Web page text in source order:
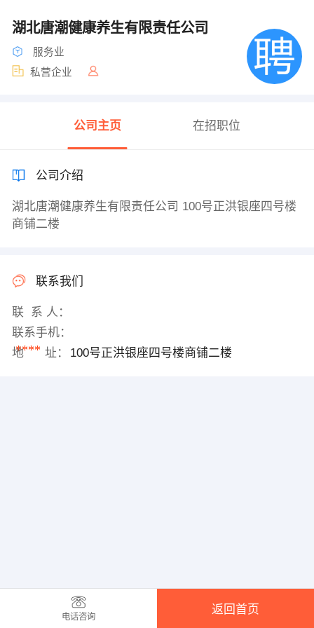
湖北唐潮健康养生有限责任公司
服务业
私营企业
公司主页 在招职位
公司介绍
湖北唐潮健康养生有限责任公司 100号正洪银座四号楼
商铺二楼
联系我们
联 系 人：
联系手机：
****
地 址： 100号正洪银座四号楼商铺二楼
电话咨询
返回首页